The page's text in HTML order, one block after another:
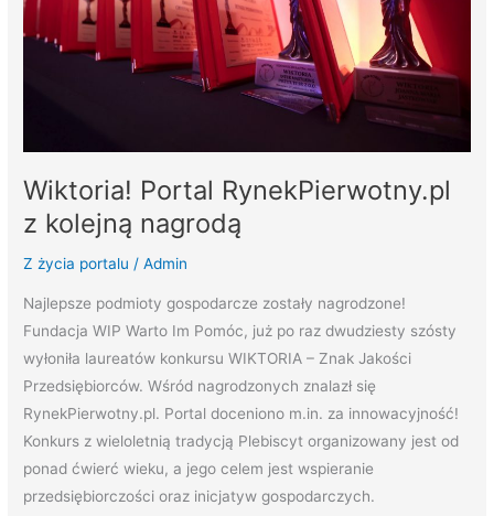
Wiktoria! Portal RynekPierwotny.pl
z kolejną nagrodą
Z życia portalu /Admin
Najlepsze podmioty gospodarcze zostały nagrodzone!
Fundacja WIP Warto Im Pomóc, już po raz dwudziesty szósty
wyłoniła laureatów konkursu WIKTORIA – Znak Jakości
Przedsiębiorców. Wśród nagrodzonych znalazł się
RynekPierwotny.pl. Portal doceniono m.in. za innowacyjność!
Konkurs z wieloletnią tradycją Plebiscyt organizowany jest od
ponad ćwierć wieku, a jego celem jest wspieranie
przedsiębiorczości oraz inicjatyw gospodarczych.